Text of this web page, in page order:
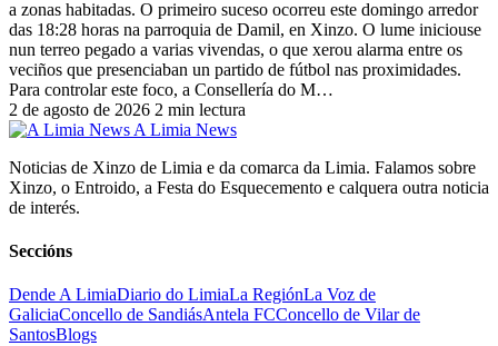
a zonas habitadas. O primeiro suceso ocorreu este domingo arredor
das 18:28 horas na parroquia de Damil, en Xinzo. O lume iniciouse
nun terreo pegado a varias vivendas, o que xerou alarma entre os
veciños que presenciaban un partido de fútbol nas proximidades.
Para controlar este foco, a Consellería do M…
2 de agosto de 2026 2 min lectura
A Limia News
Noticias de Xinzo de Limia e da comarca da Limia. Falamos sobre
Xinzo, o Entroido, a Festa do Esquecemento e calquera outra noticia
de interés.
Seccións
Dende A LimiaDiario do LimiaLa RegiónLa Voz de
GaliciaConcello de SandiásAntela FCConcello de Vilar de
SantosBlogs